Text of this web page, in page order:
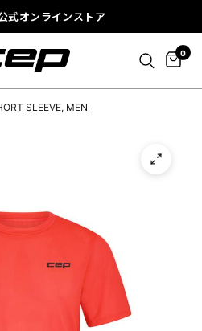
式オンラインストア
0
SLEEVE, MEN